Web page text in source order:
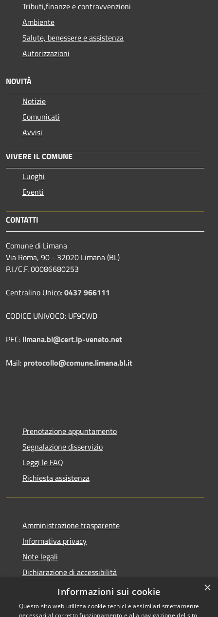
Tributi,finanze e contravvenzioni
Ambiente
Salute, benessere e assistenza
Autorizzazioni
NOVITÀ
Notizie
Comunicati
Avvisi
VIVERE IL COMUNE
Luoghi
Eventi
CONTATTI
Comune di Limana
Via Roma, 90 - 32020 Limana (BL)
P.I./C.F. 00086680253
Centralino Unico:0437 966111
CODICE UNIVOCO: UF9CWD
PEC: limana.bl@cert.ip-veneto.net
Mail: protocollo@comune.limana.bl.it
Prenotazione appuntamento
Segnalazione disservizio
Leggi le FAQ
Richiesta assistenza
Amministrazione trasparente
Informativa privacy
Note legali
Dichiarazione di accessibilità
Moduli Privacy Amministrazione trasparente
×
Informazioni sui cookie
Questo sito web utilizza cookie tecnici e assimilati strettamente
necessari al corretto funzionamento e alla navigazione del sito,